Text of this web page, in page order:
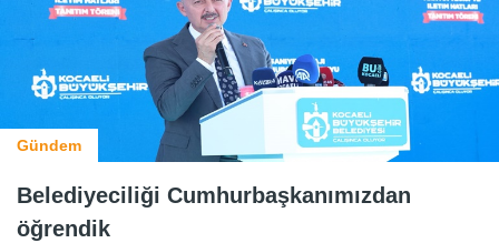
Gündem
Belediyeciliği Cumhurbaşkanımızdan
öğrendik